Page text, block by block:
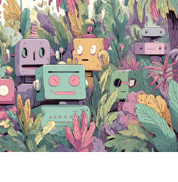
son unas fotos geniales y unos